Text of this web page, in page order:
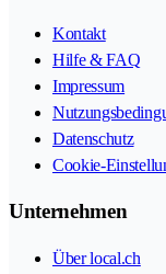
Kontakt
Hilfe & FAQ
Impressum
Datenschutz
Cookie-
Unternehmen
Über local.ch